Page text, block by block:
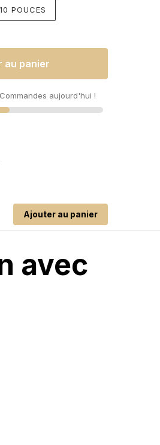
10 POUCES
au panier
aujourd'hui !
Ajouter au panier
avec